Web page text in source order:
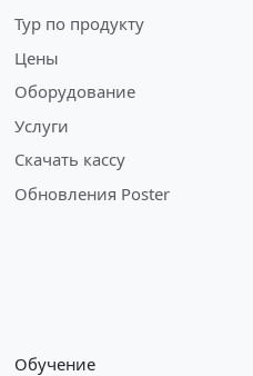
Тур по продукту
Цены
Оборудование
Услуги
Скачать кассу
Обновления Poster
Обучение